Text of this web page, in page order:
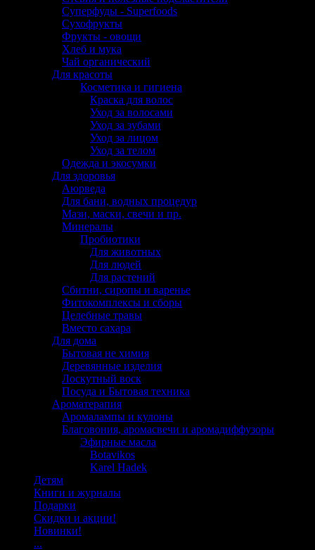
Суперфуды - Superfoods
Сухофрукты
Фрукты - овощи
Хлеб и мука
Чай органический
Для красоты
Косметика и гигиена
Краска для волос
Уход за волосами
Уход за зубами
Уход за лицом
Уход за телом
Одежда и экосумки
Для здоровья
Аюрведа
Для бани, водных процедур
Мази, маски, свечи и пр.
Минералы
Пробиотики
Для животных
Для людей
Для растений
Сбитни, сиропы и варенье
Фитокомплексы и сборы
Целебные травы
Вместо сахара
Для дома
Бытовая не химия
Деревянные изделия
Лоскутный воск
Посуда и Бытовая техника
Ароматерапия
Аромалампы и кулоны
Благовония, аромасвечи и аромадиффузоры
Эфирные масла
Botavikos
Karel Hadek
Детям
Книги и журналы
Подарки
Скидки и акции!
Новинки!
...